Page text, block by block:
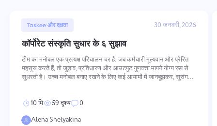
Taskee और दक्षता 30 जनवरी, 2026
कॉर्पोरेट संस्कृति सुधार के ६ सुझाव
टीम का मनोबल एक प्रत्यक्ष परिचालन चर है: जब कर्मचारी मूल्यवान और प्रेरित
महसूस करते हैं, तो जुड़ाव, प्रतिधारण और आउटपुट गुणवत्ता मापने योग्य रूप से
सुधरती है। उच्च मनोबल बनाए रखने के लिए कई आयामों में जानबूझकर, सुसंगत
10 मि 59 दृश्य
0
Alena Shelyakina